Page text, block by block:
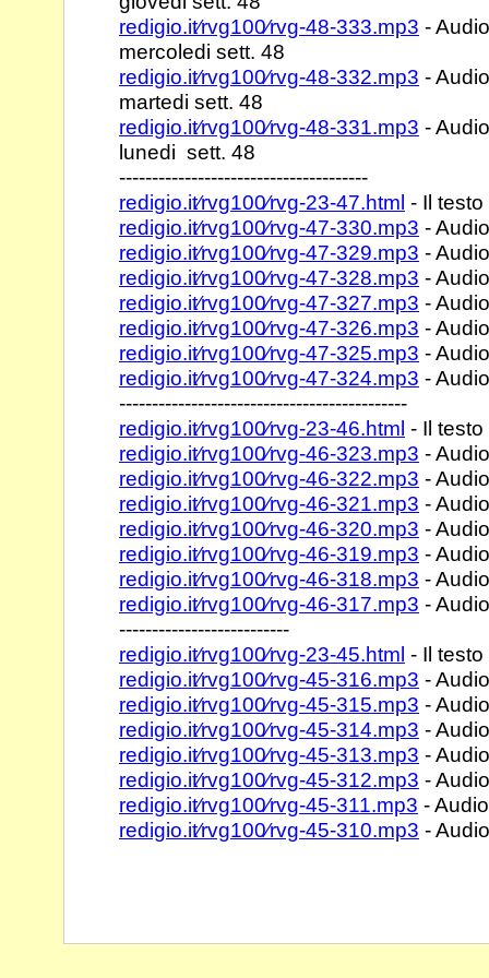
redigio.it⁄rvg100⁄rvg-48-333.mp3 -
mercoledi sett. 48
redigio.it⁄rvg100⁄rvg-48-332.mp3 -
martedi sett. 48
redigio.it⁄rvg100⁄rvg-48-331.mp3 -
lunedi sett. 48
--------------------------------------
redigio.it⁄rvg100⁄rvg-23-47.html - Il
redigio.it⁄rvg100⁄rvg-47-330.mp3 -
redigio.it⁄rvg100⁄rvg-47-329.mp3 -
redigio.it⁄rvg100⁄rvg-47-328.mp3 -
redigio.it⁄rvg100⁄rvg-47-327.mp3 -
redigio.it⁄rvg100⁄rvg-47-326.mp3 -
redigio.it⁄rvg100⁄rvg-47-325.mp3 -
redigio.it⁄rvg100⁄rvg-47-324.mp3 -
--------------------------------------------
redigio.it⁄rvg100⁄rvg-23-46.html - Il
redigio.it⁄rvg100⁄rvg-46-323.mp3 -
redigio.it⁄rvg100⁄rvg-46-322.mp3 -
redigio.it⁄rvg100⁄rvg-46-321.mp3 -
redigio.it⁄rvg100⁄rvg-46-320.mp3 -
redigio.it⁄rvg100⁄rvg-46-319.mp3 -
redigio.it⁄rvg100⁄rvg-46-318.mp3 -
redigio.it⁄rvg100⁄rvg-46-317.mp3 -
--------------------------
redigio.it⁄rvg100⁄rvg-23-45.html - Il
redigio.it⁄rvg100⁄rvg-45-316.mp3 -
redigio.it⁄rvg100⁄rvg-45-315.mp3 -
redigio.it⁄rvg100⁄rvg-45-314.mp3 -
redigio.it⁄rvg100⁄rvg-45-313.mp3 -
redigio.it⁄rvg100⁄rvg-45-312.mp3 -
redigio.it⁄rvg100⁄rvg-45-311.mp3 -
redigio.it⁄rvg100⁄rvg-45-310.mp3 -